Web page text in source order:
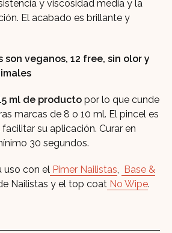
y viscosidad media y la
El acabado es brillante y
son veganos, 12 free, sin olor y
ml de producto por lo que cunde
marcas de 8 o 10 ml. El pincel es
su aplicación. Curar en
30 segundos.
uso con el Pimer Nailistas, Base &
Nailistas y el top coat No Wipe.